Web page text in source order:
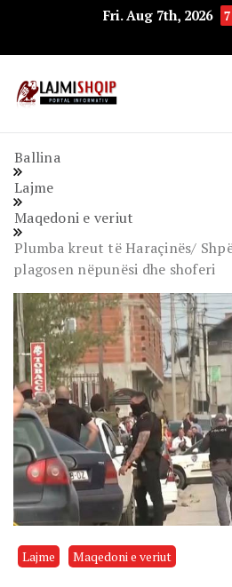
Fri. Aug 7th, 2026
Ballina
Lajme
Maqedoni e veriut
Plumba kreut të Haraçinës/
plagosen nëpunësi dhe shoferi
Lajme Maqedoni e veriut